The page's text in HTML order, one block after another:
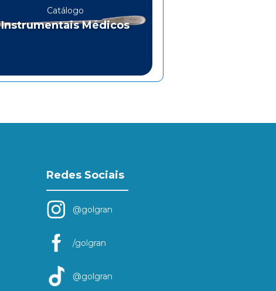
Catálogo
Instrumentais Médicos
Redes Sociais
@golgran
/golgran
@golgran